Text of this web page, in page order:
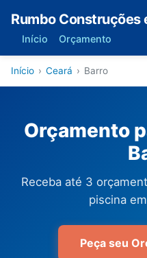
Rumbo Construções
Início Orçamento
Início › Ceará › Barro
Orçamento
Receba até 3
piscina
Peça seu